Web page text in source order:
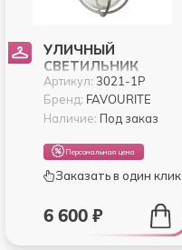
УЛИЧНЫЙ
СВЕТИЛЬНИК
FAVOURITE POINTER
3021-1P
Артикул: 3021-1P
Бренд: FAVOURITE
Наличие: Под заказ
Персональная цена
Заказать в один клик
6 600 ₽